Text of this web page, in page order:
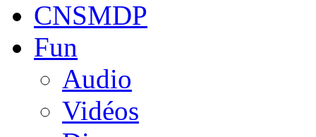
CNSMDP
Fun
Audio
Vidéos